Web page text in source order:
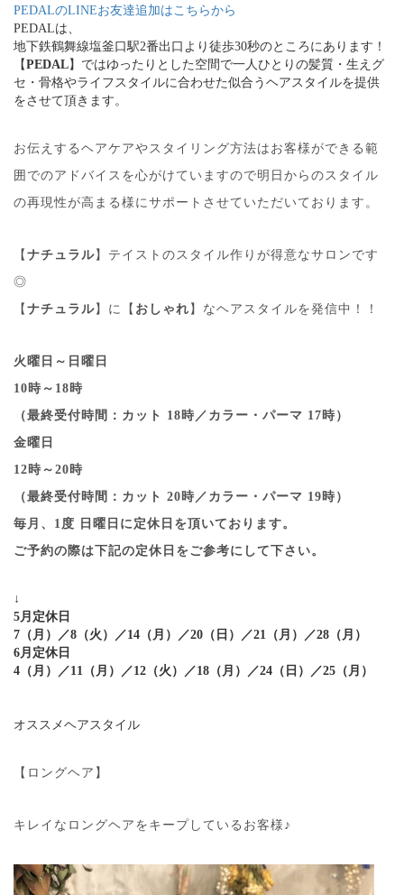
PEDALのLINEお友達追加はこちらから
PEDALは、
地下鉄鶴舞線塩釜口駅2番出口より徒歩30秒のところにあります！
【PEDAL】ではゆったりとした空間で一人ひとりの髪質・生えグ
セ・骨格やライフスタイルに合わせた似合うヘアスタイルを提供
をさせて頂きます。
お伝えするヘアケアやスタイリング方法はお客様ができる範
囲でのアドバイスを心がけていますので明日からのスタイル
の再現性が高まる様にサポートさせていただいております。
【 ナチュラル】テイストのスタイル作りが得意なサロンです
◎
【 ナチュラル】に【 おしゃれ 】なヘアスタイルを発信中！！
火曜日～日曜日
10時～18時
（最終受付時間：カット 18時／カラー・パーマ 17時）
金曜日
12時～20時
（最終受付時間：カット 20時／カラー・パーマ 19時）
毎月、1度 日曜日に定休日を頂いております。
ご予約の際は下記の定休日をご参考にして下さい。
↓
5月定休日
7（月）／8（火）／14（月）／20（日）／21（月）／28（月）
6月定休日
4（月）／11（月）／12（火）／18（月）／24（日）／25（月）
オススメヘアスタイル
【ロングヘア】
キレイなロングヘアをキープしているお客様♪